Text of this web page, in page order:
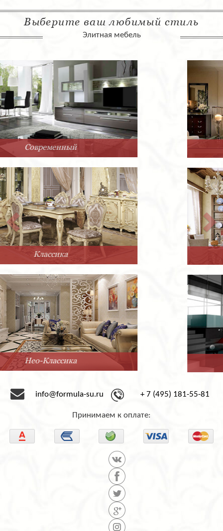
Выберите ваш любимый стиль
Элитная мебель
Прованс
Минимализм
info@formula-su.ru + 7 (495) 181-55-81
Принимаем к оплате: